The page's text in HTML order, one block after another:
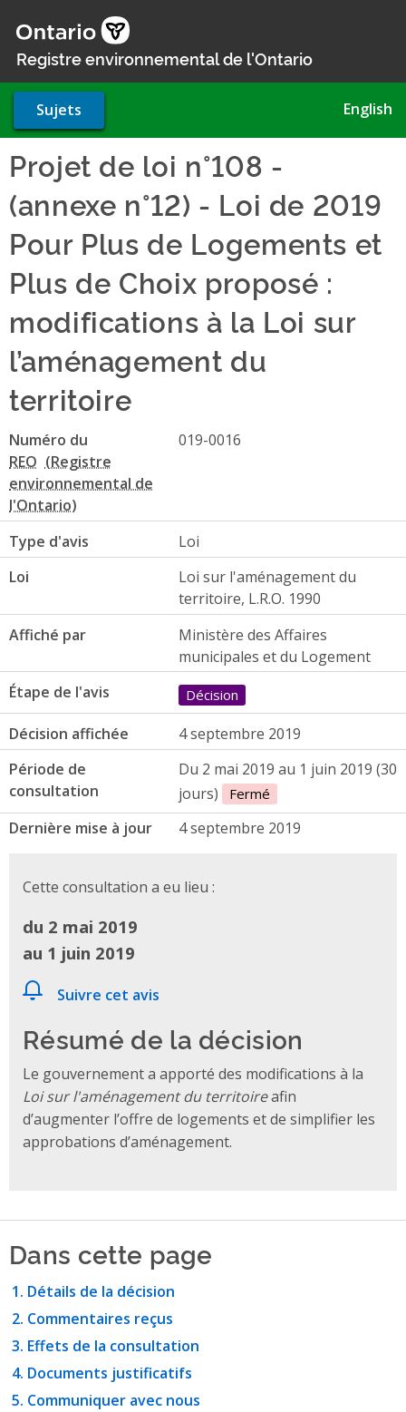
au
contenu
Registre environnemental de l'Ontario
Sujets English
Projet de loi n°108 -
(annexe n°12) - Loi de 2019
Pour Plus de Logements et
Plus de Choix proposé :
modifications à la Loi sur
l’aménagement du
territoire
Numéro du
REO
019-0016
Type d'avis
Loi
Loi
Loi sur l'aménagement du
territoire, L.R.O. 1990
Affiché par
Ministère des Affaires
municipales et du Logement
Étape de l'avis
Décision
Décision affichée
4 septembre 2019
Période de
consultation
Du 2 mai 2019 au 1 juin 2019 (30
jours)
Fermé
Dernière mise à jour 4 septembre 2019
Cette consultation a eu lieu :
du 2 mai 2019
au 1 juin 2019
Suivre cet avis
Résumé de la décision
Le gouvernement a apporté des modifications à la
Loi sur l'aménagement du territoireafin
d’augmenter l’offre de logements et de simplifier les
approbations d’aménagement.
Dans cette page
Détails de la décision
Commentaires reçus
Effets de la consultation
Documents justificatifs
Communiquer avec nous